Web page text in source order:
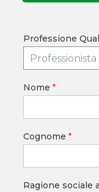
Professione
Professionista
Nome *
Cognome *
Ragione sociale